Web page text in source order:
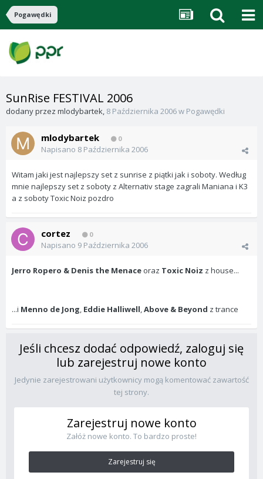
Pogawędki
SunRise FESTIVAL 2006
dodany przez mlodybartek, 8 Października 2006w Pogawędki
mlodybartek 0
Napisano 8 Października 2006
Witam jaki jest najlepszy set z sunrise z piątki jak i soboty. Według
mnie najlepszy set z soboty z Alternativ stage zagrali Maniana i K3
a z soboty Toxic Noiz pozdro
cortez 0
Napisano 9 Października 2006
Jerro Ropero & Denis the Menace oraz Toxic Noiz z house...
...i Menno de Jong, Eddie Halliwell,Above & Beyond z trance
Jeśli chcesz dodać odpowiedź, zaloguj się
lub zarejestruj nowe konto
Jedynie zarejestrowani użytkownicy mogą komentować zawartość
tej strony.
Zarejestruj nowe konto
Załóż nowe konto. To bardzo proste!
Zarejestruj się